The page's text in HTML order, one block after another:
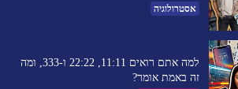
אסטרולוגיה
למה אתם רואים 11:11, 22:22 ו-333, ומה
זה באמת אומר?